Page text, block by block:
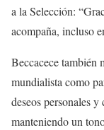
a la Selección:
acompaña, incluso
Beccacece también
mundialista como
deseos personales
manteniendo un